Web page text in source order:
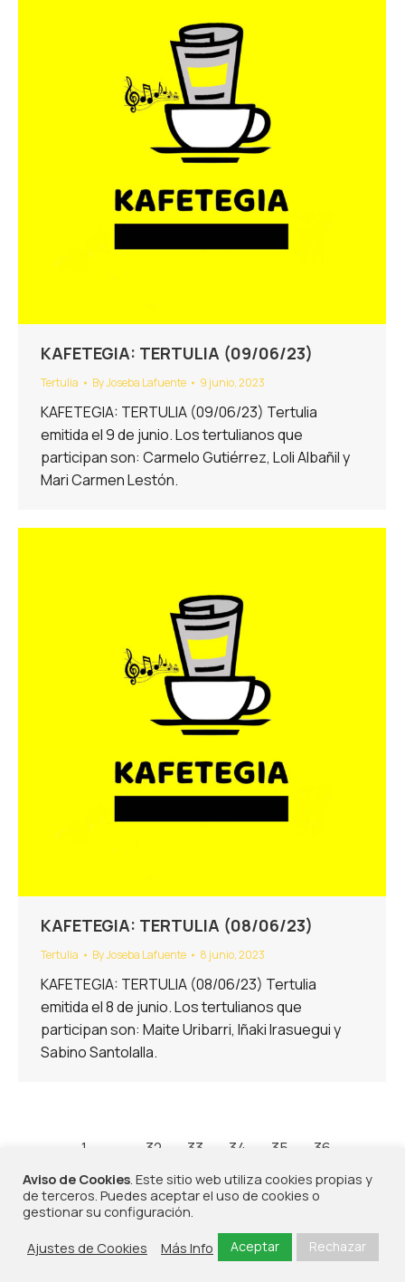
KAFETEGIA: TERTULIA (09/06/23)
Tertulia ByJoseba Lafuente 9 junio, 2023
KAFETEGIA: TERTULIA (09/06/23) Tertulia
emitida el 9 de junio. Los tertulianos que
participan son: Carmelo Gutiérrez, Loli Albañil y
Mari Carmen Lestón.
KAFETEGIA: TERTULIA (08/06/23)
Tertulia ByJoseba Lafuente 8 junio, 2023
KAFETEGIA: TERTULIA (08/06/23) Tertulia
emitida el 8 de junio. Los tertulianos que
participan son: Maite Uribarri, Iñaki Irasuegui y
Sabino Santolalla.
1 32 33 34 35 36
42
→
©2026 - Portu Radio | Todos los derechos reservados | Diseñado porFrikitek|
Aviso de Cookies. Este sitio web utiliza cookies propias y
de terceros. Puedes aceptar el uso de cookies o
gestionar su configuración.
Ajustes de Cookies
Más Info Aceptar Rechazar